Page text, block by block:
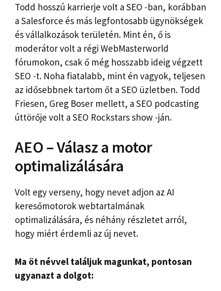
Todd hosszú karrierje volt a SEO -ban, korábban
a Salesforce és más legfontosabb ügynökségek
és vállalkozások területén. Mint én, ő is
moderátor volt a régi WebMasterworld
fórumokon, csak ő még hosszabb ideig végzett
SEO -t. Noha fiatalabb, mint én vagyok, teljesen
az idősebbnek tartom őt a SEO üzletben. Todd
Friesen, Greg Boser mellett, a SEO podcasting
úttörője volt a SEO Rockstars show -ján.
AEO – Válasz a motor
optimalizálására
Volt egy verseny, hogy nevet adjon az AI
keresőmotorok webtartalmának
optimalizálására, és néhány részletet arról,
hogy miért érdemli az új nevet.
Ma öt névvel találjuk magunkat, pontosan
ugyanazt a dolgot: